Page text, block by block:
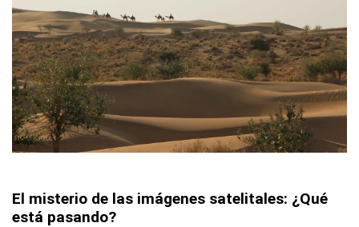
El misterio de las imágenes satelitales: ¿Qué
está pasando?